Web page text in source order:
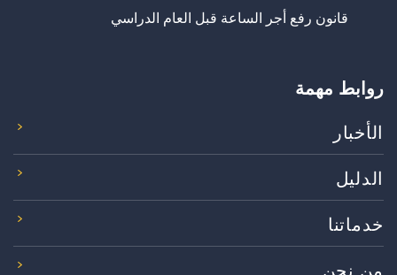
قانون رفع أجر الساعة قبل العام الدراسي
روابط مهمة
الأخبار
الدليل
خدماتنا